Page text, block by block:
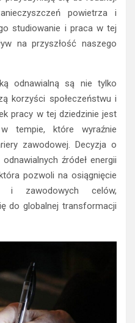
powietrza i
studiowanie i praca w tej
na przyszłość naszego
odnawialną są nie tylko
korzyści społeczeństwu i
pracy w tej dziedzinie jest
tempie, które wyraźnie
zawodowej. Decyzja o
źródeł energii
pozwoli na osiągnięcie
i zawodowych celów,
do globalnej transformacji